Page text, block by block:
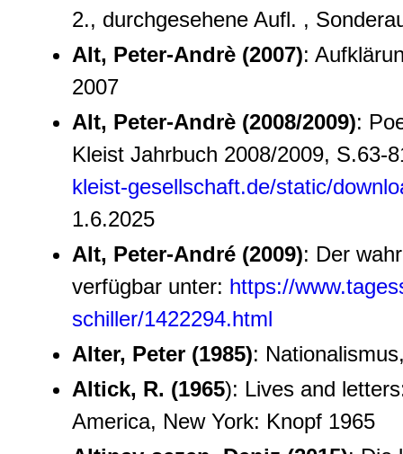
2., durchgesehene Aufl. ,
Alt, Peter-Andrè (2007):
2007
Alt, Peter-Andrè (2008/2009):
Kleist Jahrbuch 2008/2009, S.63-
kleist-gesellschaft.de/static/
1.6.2025
Alt, Peter-André (2009): Der
verfügbar unter: https://
schiller/1422294.html
Alter, Peter (1985):
Altick, R. (1965): Lives and
America, New York: Knopf 1965